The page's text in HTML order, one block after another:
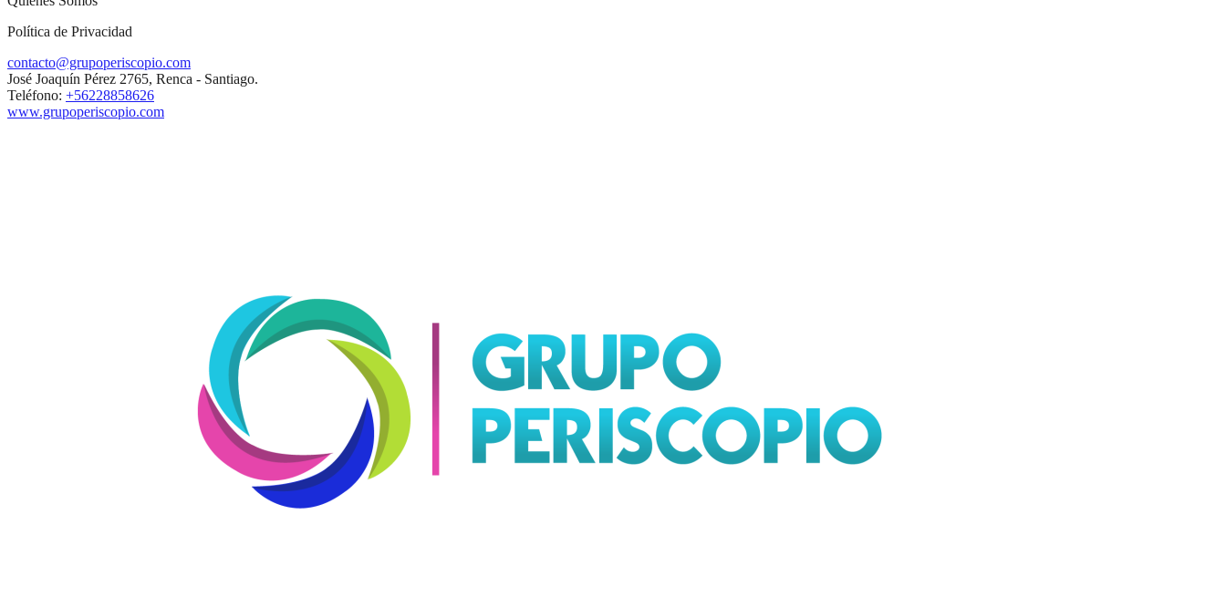
Política de Privacidad
contacto@grupoperiscopio.com
José Joaquín Pérez 2765, Renca - Santiago.
Teléfono: +56228858626
www.grupoperiscopio.com